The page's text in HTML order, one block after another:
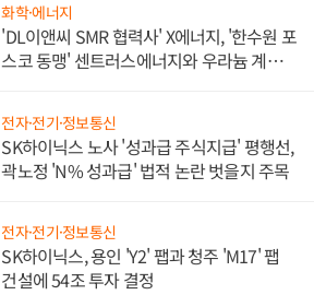
화학·에너지
'DL이앤씨 SMR 협력사' X에너지, '한수원 포
스코 동맹' 센트러스에너지와 우라늄 계약
전자·전기·정보통신
SK하이닉스 노사 '성과급 주식지급' 평행선,
곽노정 'N% 성과급' 법적 논란 벗을지 주목
전자·전기·정보통신
SK하이닉스, 용인 'Y2' 팹과 청주 'M17' 팹
건설에 54조 투자 결정